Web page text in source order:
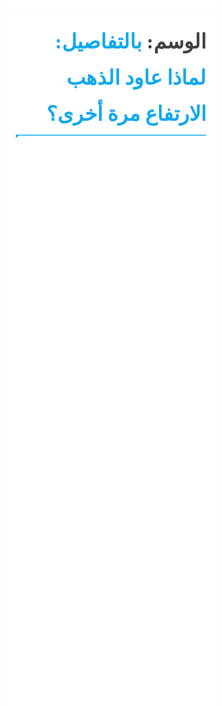
الوسم: بالتفاصيل:
لماذا عاود الذهب
الارتفاع مرة أخرى؟
أسواق اقتصاد البنوك البيزنس التحليل اللحظي
ذهب و معادن سوشيال ميديا نشرة الأخبار نشرة لايف